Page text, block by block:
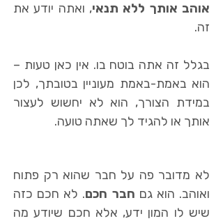
אוהב אותך ללא תנאי, ואתה יודע את
זה.
בגלל זה אתה בוטח בו. אין כאן טעות –
הוא באמת-באמת מעוניין בטובתך, לכן
במידת הצורך, הוא לא יחשוש לעצור
אותך או להגיד לך שאתה טועה.
לא מדובר פה על חבר שהוא רק פתוח
ואוהב. הוא גם חבר חכם. לא חכם כזה
שיש לו המון ידע, אלא חכם שיודע מה